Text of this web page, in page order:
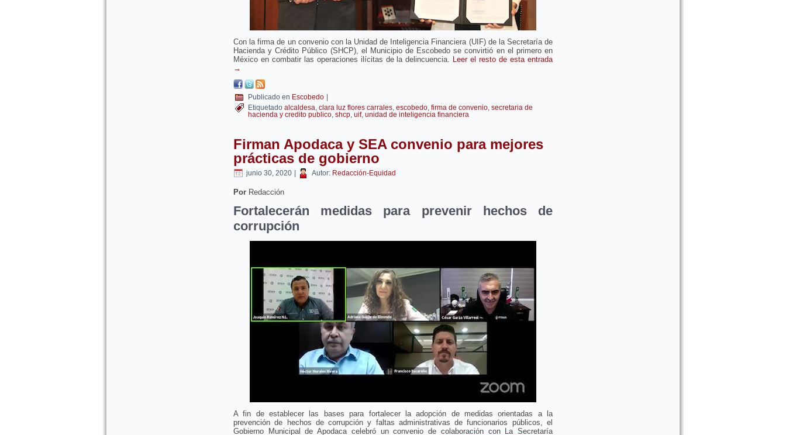
Con la firma de un convenio con la Unidad de Inteligencia Financiera (UIF) de la Secretaría de
Hacienda y Crédito Público (SHCP), el Municipio de Escobedo se convirtió en el primero en
México en combatir las operaciones ilícitas de la delincuencia. Leer el resto de esta entrada
→
Publicado en Escobedo
Etiquetado alcaldesa, clara luz flores carrales, escobedo, firma de convenio, secretaria de
hacienda y credito publico, shcp, uif, unidad de inteligencia financiera
Firman Apodaca y SEA convenio para mejores
prácticas de gobierno
junio 30, 2020 Autor: Redacción-Equidad
Por Redacción
Fortalecerán medidas para prevenir hechos de
corrupción
A fin de establecer las bases para fortalecer la adopción de medidas orientadas a la
prevención de hechos de corrupción y faltas administrativas de funcionarios públicos, el
Gobierno Municipal de Apodaca celebró un convenio de colaboración con La Secretaría